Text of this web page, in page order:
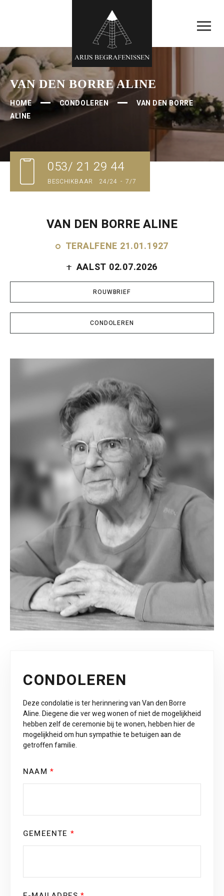
VAN DEN BORRE ALINE
HOME CONDOLEREN
VAN DEN BORRE
ALINE
053/ 21 29 44
BESCHIKBAAR 24/24 - 7/7
VAN DEN BORRE ALINE
TERALFENE 21.01.1927
AALST 02.07.2026
ROUWBRIEF
CONDOLEREN
CONDOLEREN
Deze condolatie is ter herinnering van Van den Borre
Aline. Diegene die ver weg wonen of niet de mogelijkheid
hebben zelf de ceremonie bij te wonen, hebben hier de
mogelijkheid om hun sympathie te betuigen aan de
getroffen familie.
NAAM *
GEMEENTE *